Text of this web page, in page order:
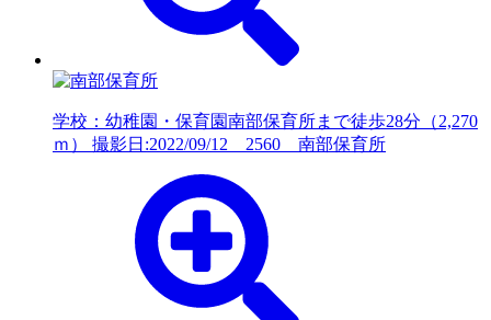
学校：幼稚園・保育園南部保育所まで徒歩28分（2,270
ｍ） 撮影日:2022/09/12 2560 南部保育所